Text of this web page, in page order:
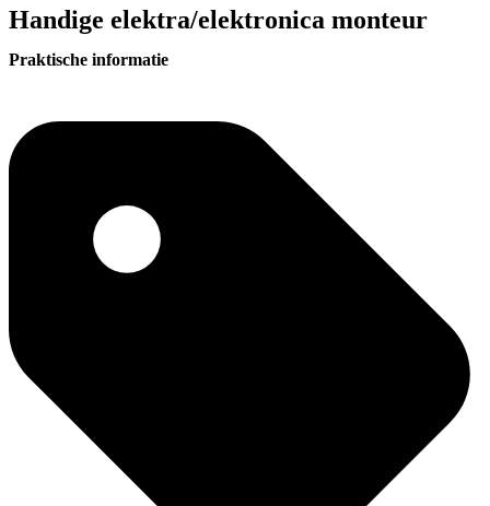
Handige elektra/elektronica monteur
Praktische informatie